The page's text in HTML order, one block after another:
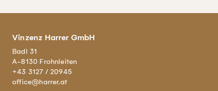
Vinzenz Harrer GmbH
Badl 31
A-8130 Frohnleiten
+43 3127 / 20945
office@harrer.at